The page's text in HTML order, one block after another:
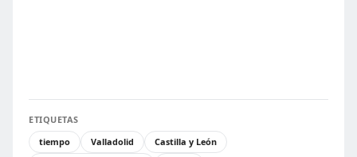
ETIQUETAS
tiempo
Valladolid
Castilla y León